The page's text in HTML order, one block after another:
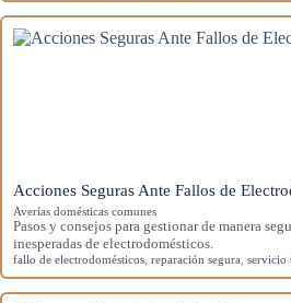
Acciones Seguras Ante Fallos de
Averías domésticas comunes
Pasos y consejos para gestionar de manera
inesperadas de electrodomésticos.
fallo de electrodomésticos reparación segura servicio